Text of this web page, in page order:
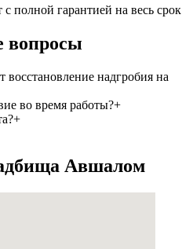
полной гарантией на весь срок
вопросы
восстановление надгробия на
во время работы?+
+
Авшалом